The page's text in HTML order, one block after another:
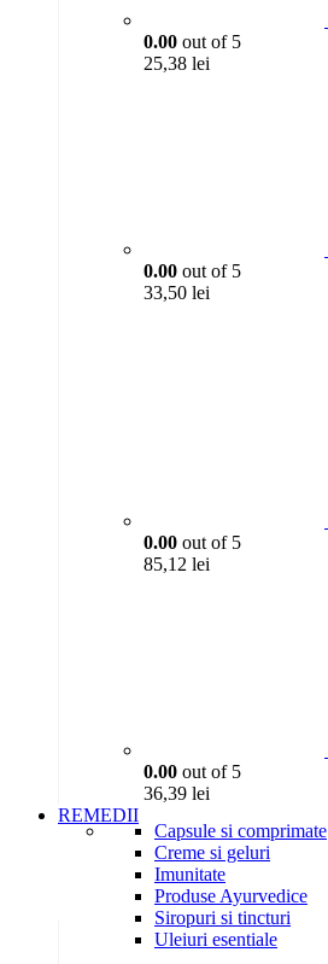
0.00 out of 5
25,38 lei
0.00 out of 5
33,50 lei
0.00 out of 5
85,12 lei
0.00 out of 5
36,39 lei
REMEDII
Capsule si comprimate
Creme si geluri
Imunitate
Produse Ayurvedice
Siropuri si tincturi
Uleiuri esentiale